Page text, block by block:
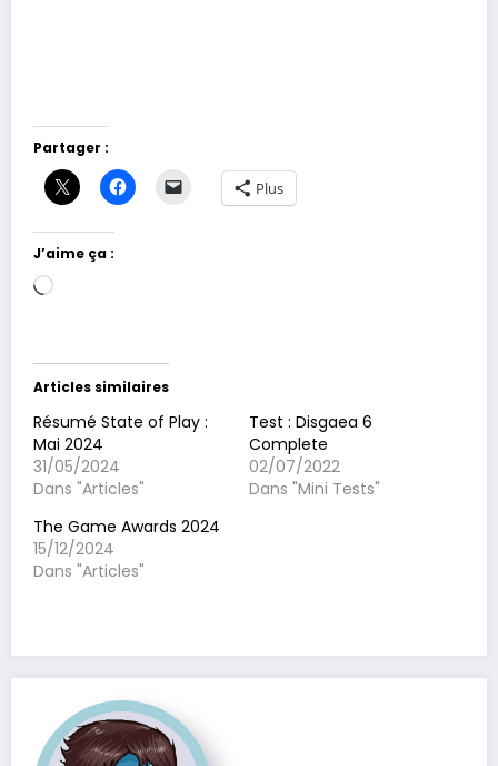
Partager :
Plus
J’aime ça :
Chargement…
Articles similaires
Résumé State of Play :
Mai 2024
31/05/2024
Dans "Articles"
Test : Disgaea 6
Complete
02/07/2022
Dans "Mini Tests"
The Game Awards 2024
15/12/2024
Dans "Articles"